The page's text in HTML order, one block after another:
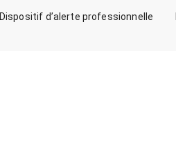
Dispositif d’alerte professionnelle